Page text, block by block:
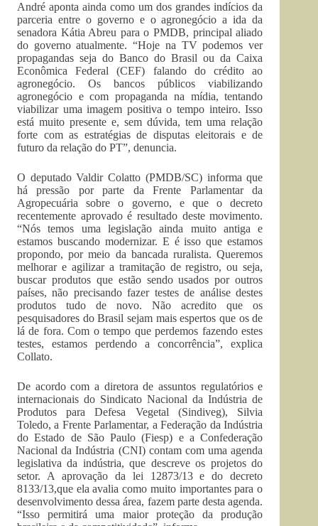
André aponta ainda como um dos grandes indícios da
parceria entre o governo e o agronegócio a ida da
senadora Kátia Abreu para o PMDB, principal aliado
do governo atualmente. “Hoje na TV podemos ver
propagandas seja do Banco do Brasil ou da Caixa
Econômica Federal (CEF) falando do crédito ao
agronegócio. Os bancos públicos viabilizando
agronegócio e com propaganda na mídia, tentando
viabilizar uma imagem positiva o tempo inteiro. Isso
está muito presente e, sem dúvida, tem uma relação
forte com as estratégias de disputas eleitorais e de
futuro da relação do PT”, denuncia.
O deputado Valdir Colatto (PMDB/SC) informa que
há pressão por parte da Frente Parlamentar da
Agropecuária sobre o governo, e que o decreto
recentemente aprovado é resultado deste movimento.
“Nós temos uma legislação ainda muito antiga e
estamos buscando modernizar. E é isso que estamos
propondo, por meio da bancada ruralista. Queremos
melhorar e agilizar a tramitação de registro, ou seja,
buscar produtos que estão sendo usados por outros
países, não precisando fazer testes de análise destes
produtos tudo de novo. Não acredito que os
pesquisadores do Brasil sejam mais espertos que os de
lá de fora. Com o tempo que perdemos fazendo estes
testes, estamos perdendo a concorrência”, explica
Collato.
De acordo com a diretora de assuntos regulatórios e
internacionais do Sindicato Nacional da Indústria de
Produtos para Defesa Vegetal (Sindiveg), Silvia
Toledo, a Frente Parlamentar, a Federação da Indústria
do Estado de São Paulo (Fiesp) e a Confederação
Nacional da Indústria (CNI) contam com uma agenda
legislativa da indústria, que descreve os projetos do
setor. A aprovação da lei 12873/13 e do decreto
8133/13,que ela avalia como muito importantes para o
desenvolvimento dessa área, fazem parte desta agenda.
“Isso permitirá uma maior proteção da produção